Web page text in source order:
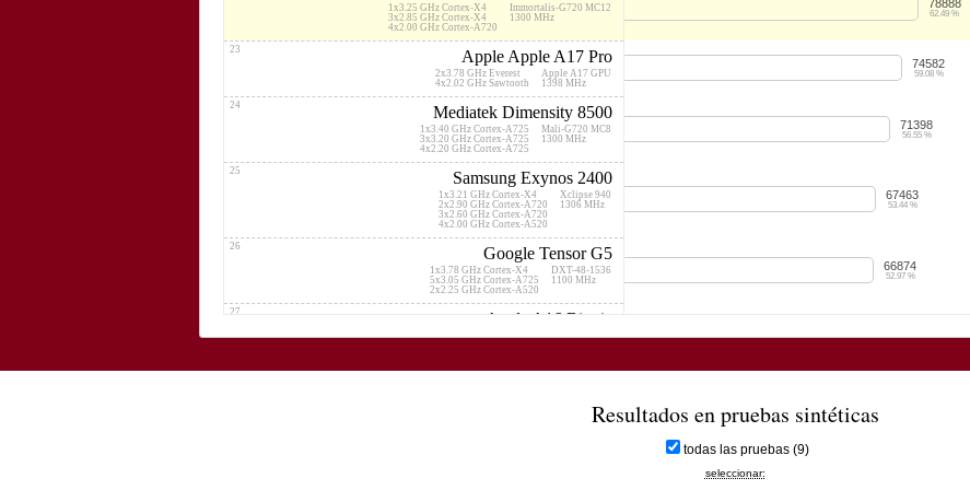
1x3.25 GHz Cortex-X4
3x2.85 GHz Cortex-X4
4x2.00 GHz Cortex-A720
Immortalis-G720 MC12
1300 MHz
78888
62.49 %
23 Apple Apple A17 Pro
2x3.78 GHz Everest
4x2.02 GHz Sawtooth
Apple A17 GPU
1398 MHz
74582
59.08 %
24 Mediatek Dimensity 8500
1x3.40 GHz Cortex-A725
3x3.20 GHz Cortex-A725
4x2.20 GHz Cortex-A725
Mali-G720 MC8
1300 MHz
71398
56.55 %
25 Samsung Exynos 2400
1x3.21 GHz Cortex-X4
2x2.90 GHz Cortex-A720
3x2.60 GHz Cortex-A720
4x2.00 GHz Cortex-A520
Xclipse 940
1306 MHz
67463
53.44 %
26 Google Tensor G5
1x3.78 GHz Cortex-X4
5x3.05 GHz Cortex-A725
2x2.25 GHz Cortex-A520
DXT-48-1536
1100 MHz
66874
52.97 %
27 Apple A16 Bionic
2x3.46 GHz Everest
A16 Bionic GPU
52.32 %
Qualcomm Snapdragon 8+ Gen 2
Resultados en pruebas sintéticas
todas las pruebas (9)
seleccionar: